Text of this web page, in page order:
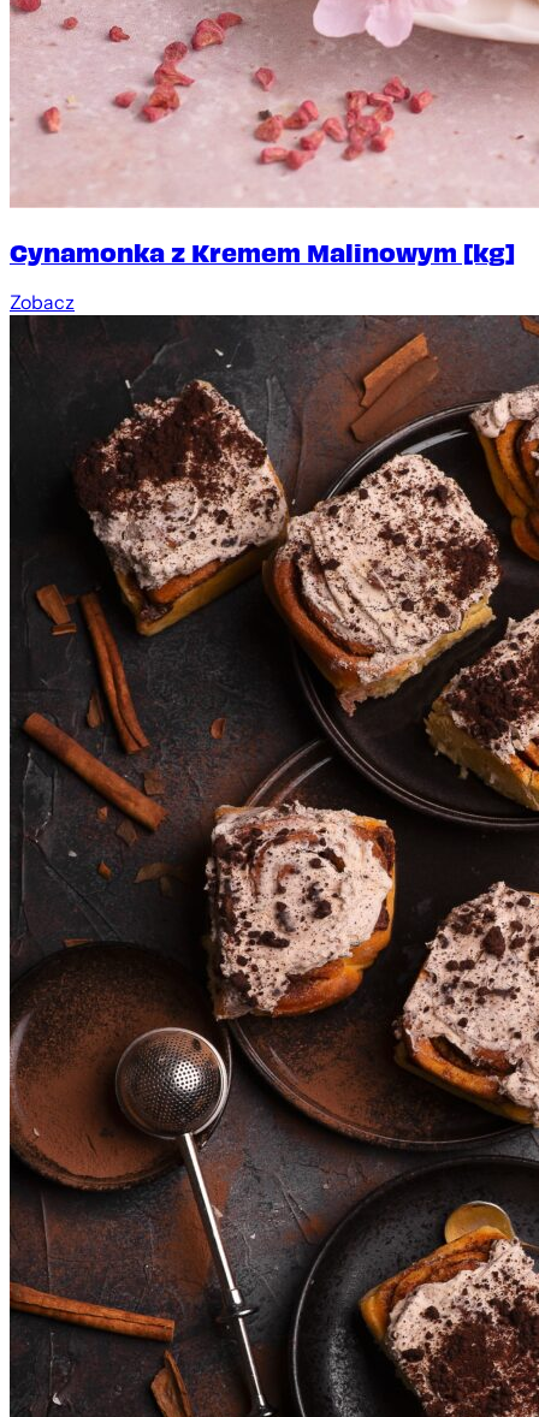
Cynamonka z Kremem Malinowym [kg]
Zobacz